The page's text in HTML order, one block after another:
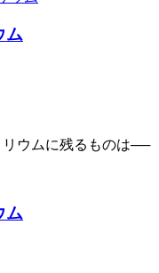
ム
ウムに残るものは──
ム